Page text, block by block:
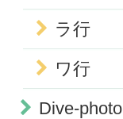
ラ行
ワ行
Dive-